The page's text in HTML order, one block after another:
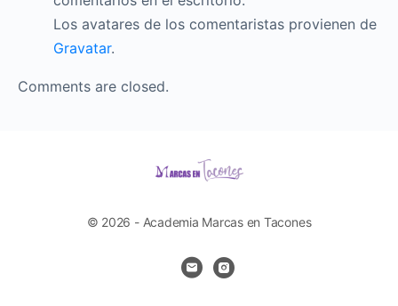
Los avatares de los comentaristas provienen de
Gravatar.
Comments are closed.
© 2026 - Academia Marcas en Tacones